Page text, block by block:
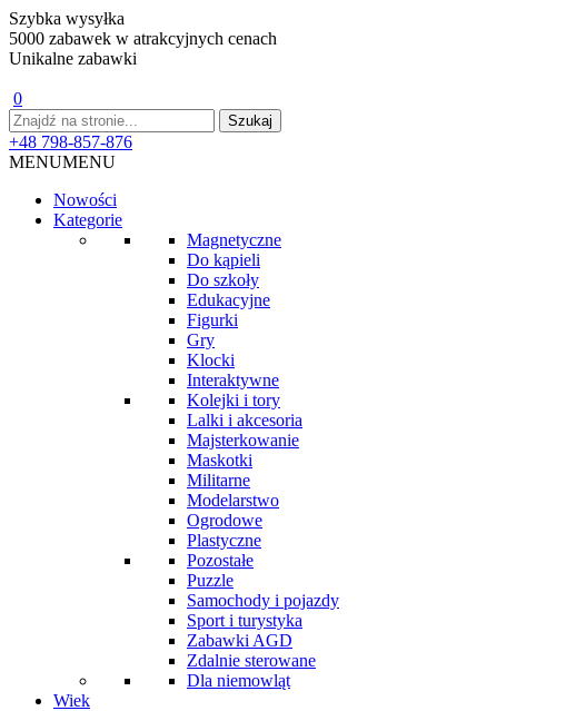
Szybka wysyłka
5000 zabawek w atrakcyjnych cenach
Unikalne zabawki
0
+48 798-857-876
MENUMENU
Nowości
Kategorie
Magnetyczne
Do kąpieli
Do szkoły
Edukacyjne
Figurki
Gry
Klocki
Interaktywne
Kolejki i tory
Lalki i akcesoria
Majsterkowanie
Maskotki
Militarne
Modelarstwo
Ogrodowe
Plastyczne
Pozostałe
Puzzle
Samochody i pojazdy
Sport i turystyka
Zabawki AGD
Zdalnie sterowane
Dla niemowląt
Wiek